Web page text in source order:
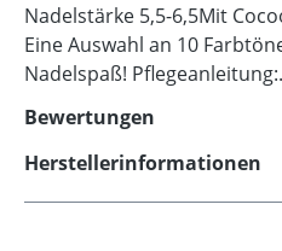
Nadelstärke 5,5-6,5Mit
Eine Auswahl an 10
Nadelspaß!
Bewertungen
Herstellerinformationen